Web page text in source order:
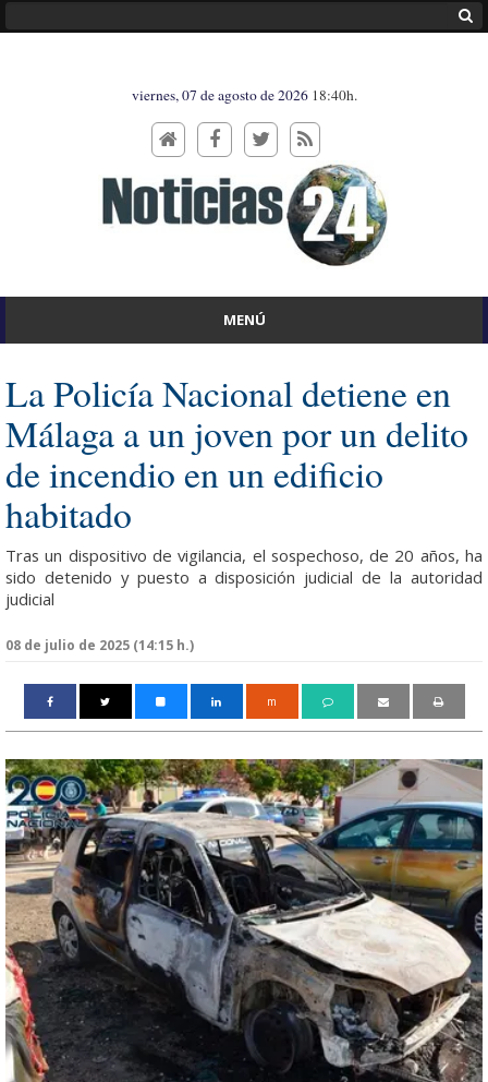
viernes, 07 de agosto de 2026 18:40h.
MENÚ
La Policía Nacional detiene en
Málaga a un joven por un delito
de incendio en un edificio
habitado
Tras un dispositivo de vigilancia, el sospechoso, de 20 años, ha
sido detenido y puesto a disposición judicial de la autoridad
judicial
08 de julio de 2025 (14:15 h.)
m